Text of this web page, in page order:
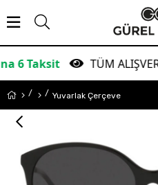
TÜM
Yuvarlak Çerçeve